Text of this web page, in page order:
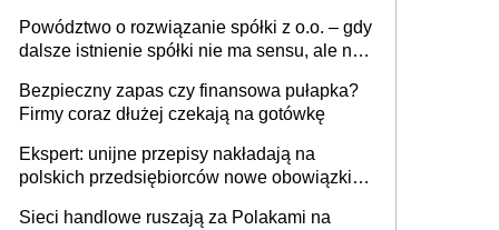
Powództwo o rozwiązanie spółki z o.o. – gdy
dalsze istnienie spółki nie ma sensu, ale nie
Bezpieczny zapas czy finansowa pułapka?
Firmy coraz dłużej czekają na gotówkę
Ekspert: unijne przepisy nakładają na
polskich przedsiębiorców nowe obowiązki w
Sieci handlowe ruszają za Polakami na